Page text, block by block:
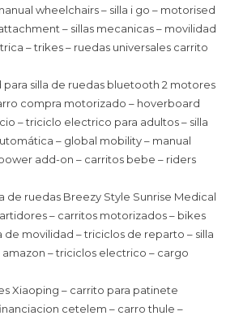
wheelchairs – silla i go – motorised
– sillas mecanicas – movilidad
– trikes – ruedas universales carrito
silla de ruedas bluetooth 2 motores
compra motorizado – hoverboard
– triciclo electrico para adultos – silla
– global mobility – manual
add-on – carritos bebe – riders
de ruedas Breezy Style Sunrise Medical
– carritos motorizados – bikes
de movilidad – triciclos de reparto – silla
– triciclos electrico – cargo
Xiaoping – carrito para patinete
cetelem – carro thule –